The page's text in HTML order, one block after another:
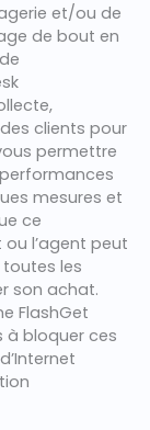
et/ou de
de bout en
clients pour
permettre
mesures et
ce
l’agent peut
les
son achat.
FlashGet
à bloquer ces